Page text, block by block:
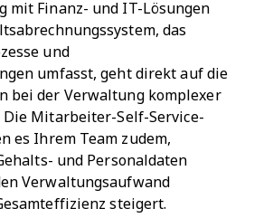
mit Finanz- und IT-Lösungen
das
und
umfasst, geht direkt auf die
bei der Verwaltung komplexer
Die Mitarbeiter-Self-Service-
es Ihrem Team zudem,
und Personaldaten
Verwaltungsaufwand
steigert.